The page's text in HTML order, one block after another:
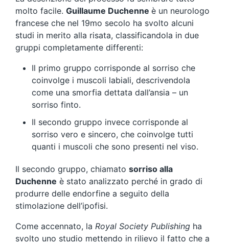
molto facile. Guillaume Duchenne è un neurologo
francese che nel 19mo secolo ha svolto alcuni
studi in merito alla risata, classificandola in due
gruppi completamente differenti:
Il primo gruppo corrisponde al sorriso che
coinvolge i muscoli labiali, descrivendola
come una smorfia dettata dall’ansia – un
sorriso finto.
Il secondo gruppo invece corrisponde al
sorriso vero e sincero, che coinvolge tutti
quanti i muscoli che sono presenti nel viso.
Il secondo gruppo, chiamato sorriso alla
Duchenne è stato analizzato perché in grado di
produrre delle endorfine a seguito della
stimolazione dell’ipofisi.
Come accennato, la Royal Society Publishing ha
svolto uno studio mettendo in rilievo il fatto che a